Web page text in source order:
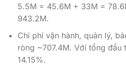
5.5M = 45.6M + 33M =
943.2M.
Chi phí vận hành, quản lý,
ròng ~707.4M. Với tổng đầu
14.15%.